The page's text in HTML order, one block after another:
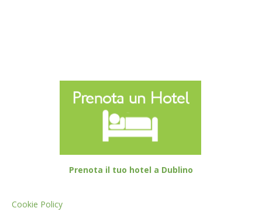
Prenota il tuo hotel a Dublino
Cookie Policy